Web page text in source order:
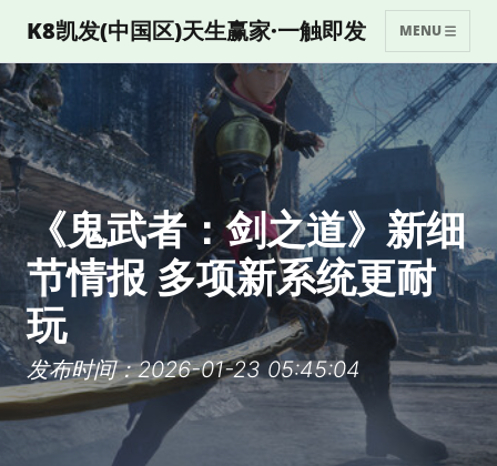
K8凯发(中国区)天生赢家·一触即发 MENU
《鬼武者：剑之道》新细
节情报 多项新系统更耐
玩
发布时间：2026-01-23 05:45:04